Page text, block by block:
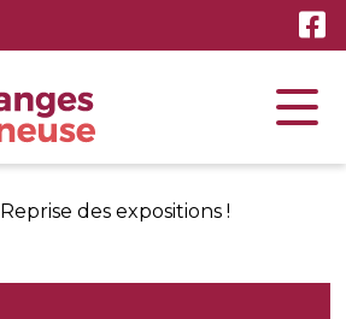
Reprise des expositions !